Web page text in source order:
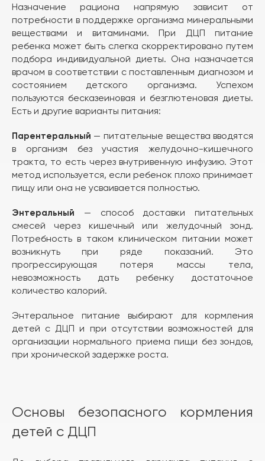
Назначение рациона напрямую зависит от
потребности в поддержке организма минеральными
веществами и витаминами. При ДЦП питание
ребенка может быть слегка скорректировано путем
подбора индивидуальной диеты. Она назначается
врачом в соответствии с поставленным диагнозом и
состоянием детского организма. Успехом
пользуются бесказеиновая и безглютеновая диеты.
Есть и другие варианты питания:
Парентеральный — питательные вещества вводятся
в организм без участия желудочно-кишечного
тракта, то есть через внутривенную инфузию. Этот
метод используется, если ребенок плохо принимает
пищу или она не усваивается полностью.
Энтеральный — способ доставки питательных
смесей через кишечный или желудочный зонд.
Потребность в таком клиническом питании может
возникнуть при ряде показаний. Это
прогрессирующая потеря массы тела,
невозможность дать ребенку достаточное
количество калорий.
Энтеральное питание выбирают для кормления
детей с ДЦП и при отсутствии возможностей для
организации нормального приема пищи без зондов,
при хронической задержке роста.
Основы безопасного кормления
детей с ДЦП